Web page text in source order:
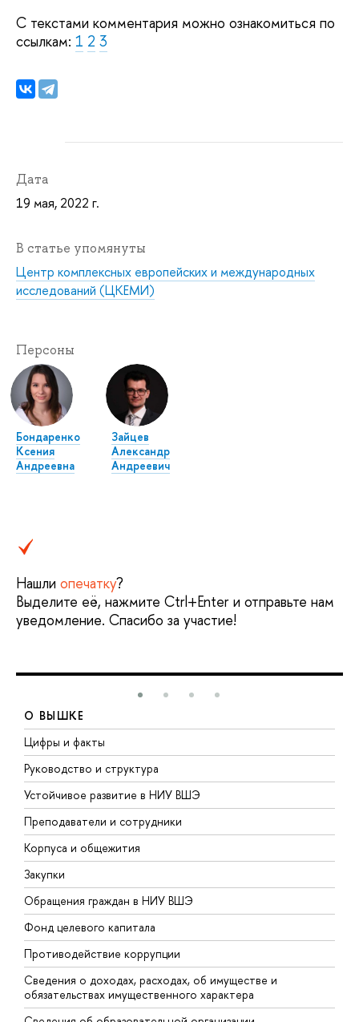
С текстами комментария можно ознакомиться по
ссылкам: 1 2 3
Дата
19 мая, 2022 г.
В статье упомянуты
Центр комплексных европейских и международных
исследований (ЦКЕМИ)
Персоны
Бондаренко
Ксения
Андреевна
Зайцев
Александр
Андреевич
Нашли опечатку?
Выделите её, нажмите Ctrl+Enter и отправьте нам
уведомление. Спасибо за участие!
О ВЫШКЕ
Цифры и факты
Руководство и структура
Устойчивое развитие в НИУ ВШЭ
Преподаватели и сотрудники
Корпуса и общежития
Закупки
Обращения граждан в НИУ ВШЭ
Фонд целевого капитала
Противодействие коррупции
Сведения о доходах, расходах, об имуществе и
обязательствах имущественного характера